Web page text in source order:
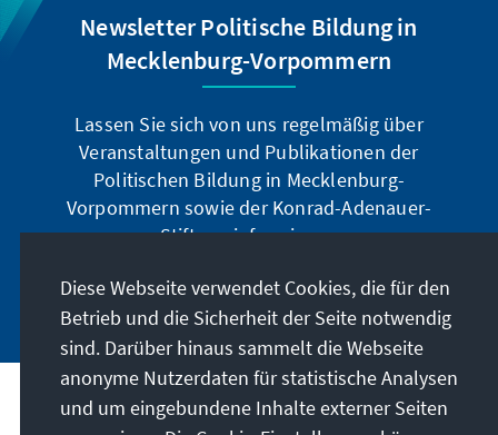
Newsletter Politische Bildung in
Mecklenburg-Vorpommern
Lassen Sie sich von uns regelmäßig über
Veranstaltungen und Publikationen der
Politischen Bildung in Mecklenburg-
Vorpommern sowie der Konrad-Adenauer-
Stiftung informieren.
Jetzt abonnieren
Anschrift
Diese Webseite verwendet Cookies, die für den
Betrieb und die Sicherheit der Seite notwendig
sind. Darüber hinaus sammelt die Webseite
anonyme Nutzerdaten für statistische Analysen
und um eingebundene Inhalte externer Seiten